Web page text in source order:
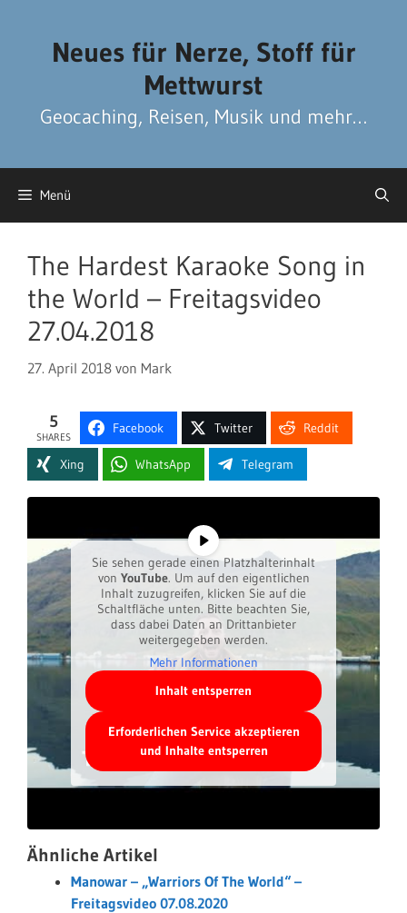
Neues für Nerze, Stoff für
Mettwurst
Geocaching, Reisen, Musik und mehr…
Menü
The Hardest Karaoke Song in
the World – Freitagsvideo
27.04.2018
27. April 2018 von Mark
5
SHARES
Facebook Twitter Reddit
Xing WhatsApp Telegram
Sie sehen gerade einen Platzhalterinhalt
von YouTube. Um auf den eigentlichen
Inhalt zuzugreifen, klicken Sie auf die
Schaltfläche unten. Bitte beachten Sie,
dass dabei Daten an Drittanbieter
weitergegeben werden.
Mehr Informationen
Inhalt entsperren
Erforderlichen Service akzeptieren
und Inhalte entsperren
Ähnliche Artikel
Manowar – „Warriors Of The World“ –
Freitagsvideo 07.08.2020